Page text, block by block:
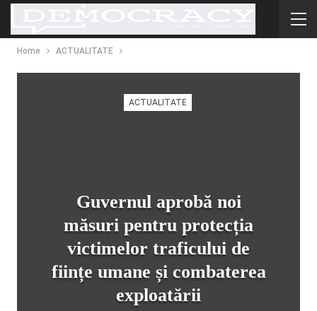
Home ACTUALITATE
ACTUALITATE
Guvernul aprobă noi
măsuri pentru protecția
victimelor traficului de
ființe umane și combaterea
exploatării